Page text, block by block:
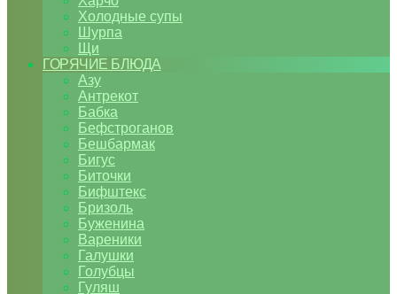
Холодные супы
Шурпа
Щи
ГОРЯЧИЕ БЛЮДА
Азу
Антрекот
Бабка
Бефстроганов
Бешбармак
Бигус
Биточки
Бифштекс
Бризоль
Буженина
Вареники
Галушки
Голубцы
Гуляш